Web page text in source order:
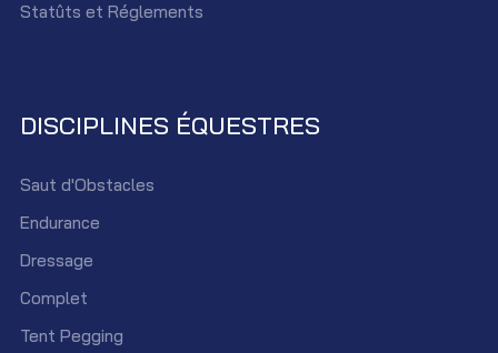
Statûts et Réglements
DISCIPLINES ÉQUESTRES
Saut d'Obstacles
Endurance
Dressage
Complet
Tent Pegging